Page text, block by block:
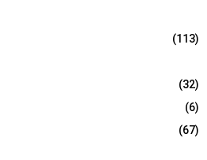
(113)
(32)
(6)
(67)